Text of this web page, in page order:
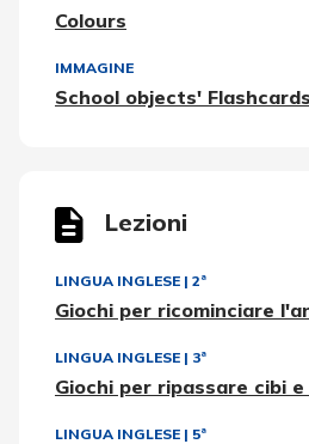
Colours
IMMAGINE
School objects' Flashcards
Lezioni
LINGUA INGLESE | 2ª
Giochi per ricominciare
LINGUA INGLESE | 3ª
Giochi per ripassare cibi
LINGUA INGLESE | 5ª